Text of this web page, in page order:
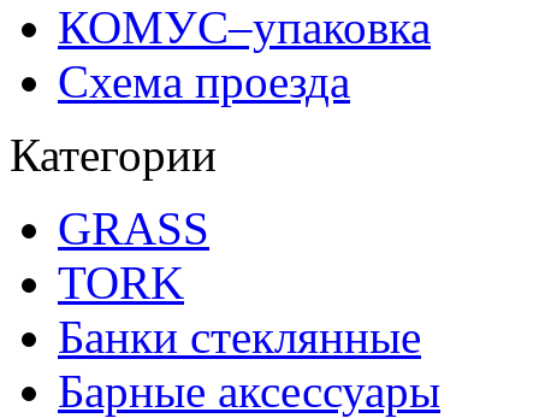
КОМУС–упаковка
Схема проезда
Категории
GRASS
TORK
Банки стеклянные
Барные аксессуары